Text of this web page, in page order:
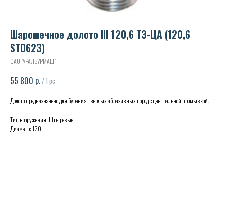
Шарошечное долото III 120,6 ТЗ-ЦА (120,6
STD623)
ОАО "УРАЛБУРМАШ"
55 800 р./ 1 pc
Долото предназначено для бурения твердых абразивных пород с центральной промывкой.
Тип вооружения: Штыревые
Диаметр: 120